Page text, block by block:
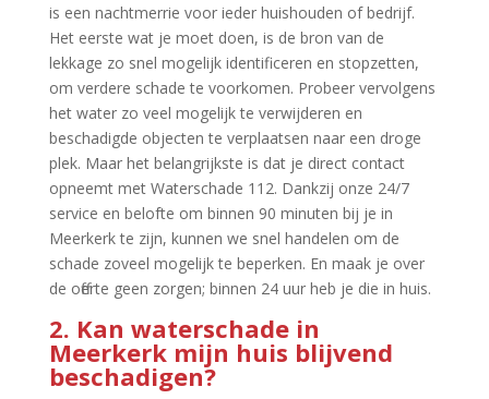
is een nachtmerrie voor ieder huishouden of bedrijf.​
Het eerste wat je moet doen, is de bron van de
lekkage zo snel mogelijk identificeren en stopzetten,
om verdere schade te voorkomen.​ Probeer vervolgens
het water zo veel mogelijk te verwijderen en
beschadigde objecten te verplaatsen naar een droge
plek.​ Maar het belangrijkste is dat je direct contact
opneemt met Waterschade 112.​ Dankzij onze 24/7
service en belofte om binnen 90 minuten bij je in
Meerkerk te zijn, kunnen we snel handelen om de
schade zoveel mogelijk te beperken.​ En maak je over
de offerte geen zorgen; binnen 24 uur heb je die in huis.​
2.​ Kan waterschade in
Meerkerk mijn huis blijvend
beschadigen?